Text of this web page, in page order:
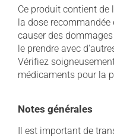
Ce produit contient de
la dose recommandée
causer des
le prendre avec
Vérifiez
médicaments pour la
Notes générales
Il est important de